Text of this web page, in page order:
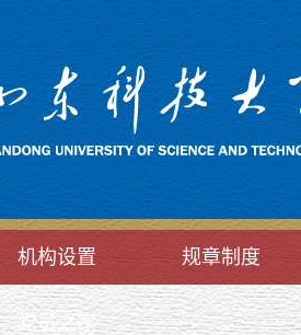
机构设置 规章制度
党员之家